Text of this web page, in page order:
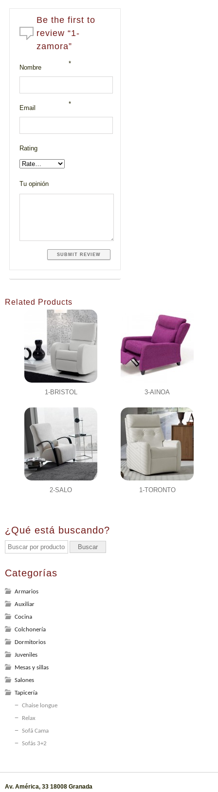
Be the first to
review “1-
zamora”
Nombre
*
Email
*
Rating
Tu opinión
Related Products
1-BRISTOL 3-AINOA
2-SALO 1-TORONTO
¿Qué está buscando?
Categorías
Armarios
Auxiliar
Cocina
Colchonería
Dormitorios
Juveniles
Mesas y sillas
Salones
Tapicería
Chaise longue
Relax
Sofá Cama
Sofás 3+2
Av. América, 33 18008 Granada